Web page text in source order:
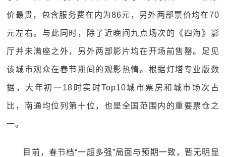
价最贵，包含服务费在内为86元，另外两部票价均在70
元左右。与此同时，除了近晚间九点场次的《四海》影
厅并未满座之外，另外两部影片均在开场前售罄。足见
该城市观众在春节期间的观影热情。根据灯塔专业版数
据，大年初一18时实时Top10城市票房和城市场次占
比，南通均位列第十位，也是全国范围内的重要票仓之
一。
目前，春节档“一超多强”局面与预期一致，暂无明显